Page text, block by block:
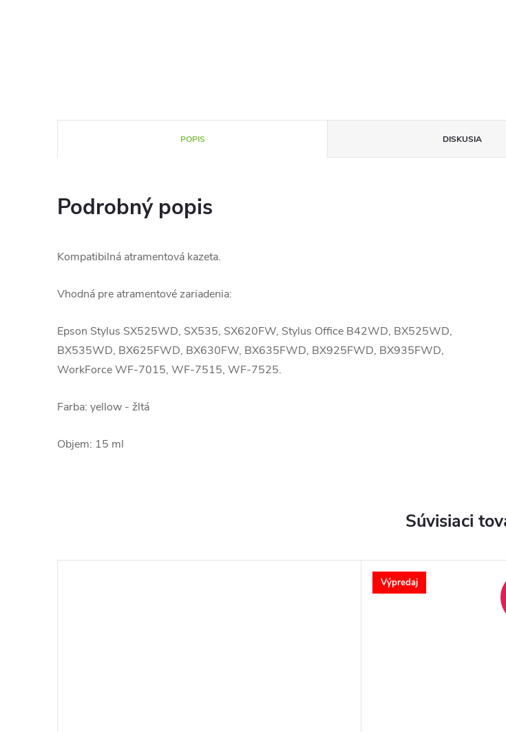
POPIS DISKUSIA
Podrobný popis
Kompatibilná atramentová kazeta.
Vhodná pre atramentové zariadenia:
Epson Stylus SX525WD, SX535, SX620FW, Stylus Office B42WD, BX525WD,
BX535WD, BX625FWD, BX630FW, BX635FWD, BX925FWD, BX935FWD,
WorkForce WF-7015, WF-7515, WF-7525.
Farba: yellow - žltá
Objem: 15 ml
Súvisiaci
Výpredaj